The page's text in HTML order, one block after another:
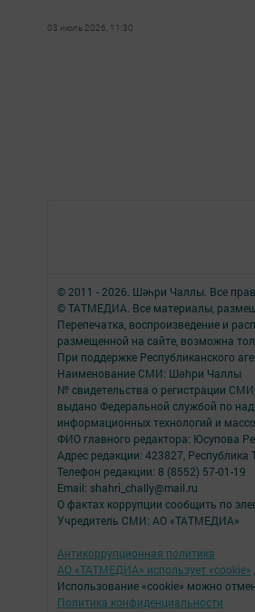
03 июль 2026, 11:30
© 2011 - 2026. Шәһри Чаллы. Все
© ТАТМЕДИА. Все материалы,
Перепечатка, воспроизведение и
размещенной на сайте, возможна
При поддержке Республиканского
Наименование СМИ: Шəhри Чаллы
№ свидетельства о регистрации
выдано Федеральной службой по
информационных технологий и
ФИО главного редактора: Юсупова
Адрес редакции: 423827,
Телефон редакции: 8 (8552) 57-01-19
Email: shahri_chally@mail.ru
О фактах коррупции сообщить по
Учредитель СМИ: АО «ТАТМЕДИА»
Антикоррупционная политика
АО «ТАТМЕДИА» использует «cookie»
Использование «cookie» можно
Политика конфиденциальности